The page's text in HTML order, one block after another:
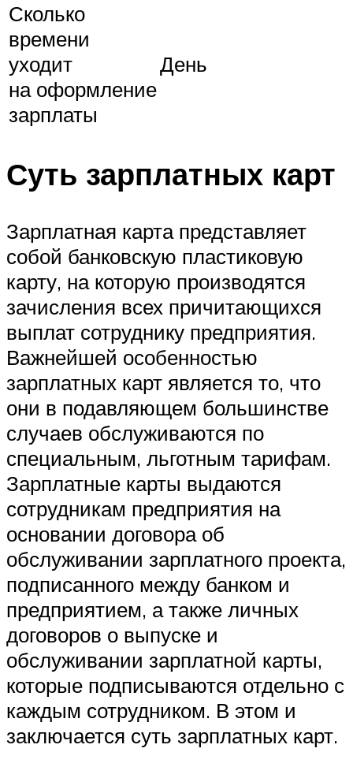
Сколько
времени
уходит
на оформление
зарплаты
День
Суть зарплатных карт
Зарплатная карта представляет
собой банковскую пластиковую
карту, на которую производятся
зачисления всех причитающихся
выплат сотруднику предприятия.
Важнейшей особенностью
зарплатных карт является то, что
они в подавляющем большинстве
случаев обслуживаются по
специальным, льготным тарифам.
Зарплатные карты выдаются
сотрудникам предприятия на
основании договора об
обслуживании зарплатного проекта,
подписанного между банком и
предприятием, а также личных
договоров о выпуске и
обслуживании зарплатной карты,
которые подписываются отдельно с
каждым сотрудником. В этом и
заключается суть зарплатных карт.